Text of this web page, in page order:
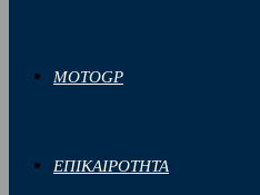
MOTOGP
ΕΠΙΚΑΙΡΟΤΗΤΑ